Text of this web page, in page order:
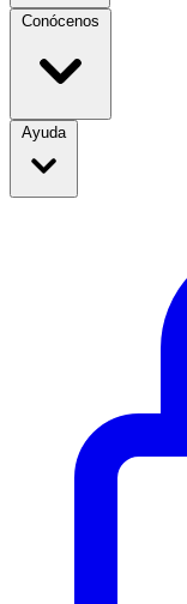
Conócenos
Ayuda